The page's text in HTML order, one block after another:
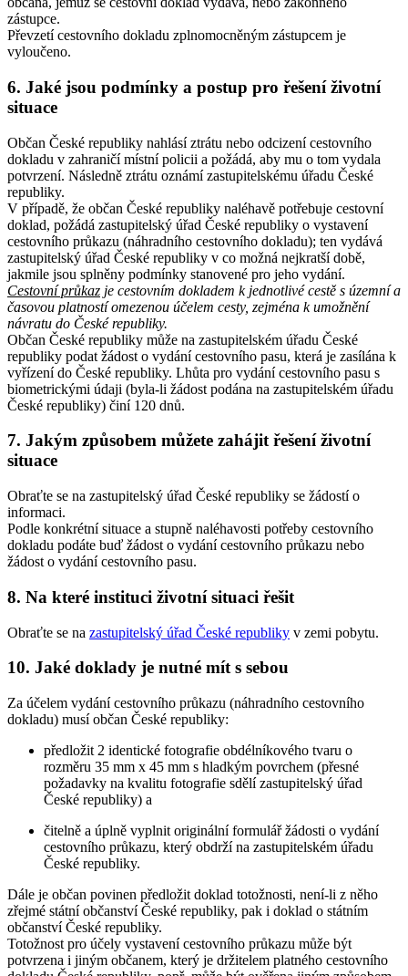
zástupce.
Převzetí cestovního dokladu zplnomocněným zástupcem je
vyloučeno.
6. Jaké jsou podmínky a postup pro řešení životní
situace
Občan České republiky nahlásí ztrátu nebo odcizení cestovního
dokladu v zahraničí místní policii a požádá, aby mu o tom vydala
potvrzení. Následně ztrátu oznámí zastupitelskému úřadu České
republiky.
V případě, že občan České republiky naléhavě potřebuje cestovní
doklad, požádá zastupitelský úřad České republiky o vystavení
cestovního průkazu (náhradního cestovního dokladu); ten vydává
zastupitelský úřad České republiky v co možná nejkratší době,
jakmile jsou splněny podmínky stanovené pro jeho vydání.
Cestovní průkaz je cestovním dokladem k jednotlivé cestě s územní a
časovou platností omezenou účelem cesty, zejména k umožnění
návratu do České republiky.
Občan České republiky může na zastupitelském úřadu České
republiky podat žádost o vydání cestovního pasu, která je zasílána k
vyřízení do České republiky. Lhůta pro vydání cestovního pasu s
biometrickými údaji (byla-li žádost podána na zastupitelském úřadu
České republiky) činí 120 dnů.
7. Jakým způsobem můžete zahájit řešení životní
situace
Obraťte se na zastupitelský úřad České republiky se žádostí o
informaci.
Podle konkrétní situace a stupně naléhavosti potřeby cestovního
dokladu podáte buď žádost o vydání cestovního průkazu nebo
žádost o vydání cestovního pasu.
8. Na které instituci životní situaci řešit
Obraťte se na zastupitelský úřad České republiky v zemi pobytu.
10. Jaké doklady je nutné mít s sebou
Za účelem vydání cestovního průkazu (náhradního cestovního
dokladu) musí občan České republiky:
předložit 2 identické fotografie obdélníkového tvaru o
rozměru 35 mm x 45 mm s hladkým povrchem (přesné
požadavky na kvalitu fotografie sdělí zastupitelský úřad
České republiky) a
čitelně a úplně vyplnit originální formulář žádosti o vydání
cestovního průkazu, který obdrží na zastupitelském úřadu
České republiky.
Dále je občan povinen předložit doklad totožnosti, není-li z něho
zřejmé státní občanství České republiky, pak i doklad o státním
občanství České republiky.
Totožnost pro účely vystavení cestovního průkazu může být
potvrzena i jiným občanem, který je držitelem platného cestovního